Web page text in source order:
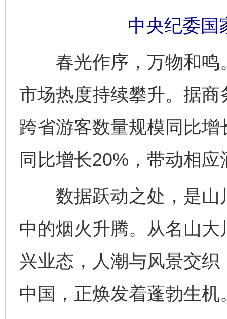
中央纪委国
春光作序，万物和鸣
市场热度持续攀升。据
跨省游客数量规模同比
同比增长20%，带动相
数据跃动之处，是山
中的烟火升腾。从名山
兴业态，人潮与风景交
中国，正焕发着蓬勃生机